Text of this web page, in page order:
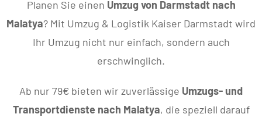
Planen Sie einen Umzug von Darmstadt nach
Malatya? Mit Umzug & Logistik Kaiser Darmstadt wird
Ihr Umzug nicht nur einfach, sondern auch
erschwinglich.
Ab nur 79€ bieten wir zuverlässige Umzugs- und
Transportdienste nach Malatya, die speziell darauf